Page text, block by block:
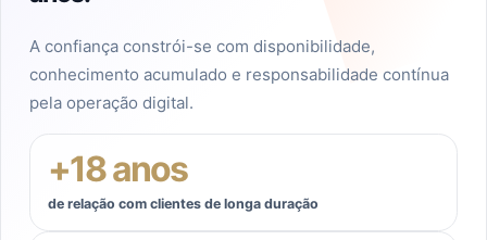
A confiança constrói-se com disponibilidade,
conhecimento acumulado e responsabilidade contínua
pela operação digital.
+18anos
de relação com clientes de longa duração